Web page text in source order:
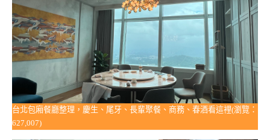
台北包廂餐廳整理，慶生、尾牙、長輩聚餐、商務、春酒看這裡(瀏覽：
627,007)